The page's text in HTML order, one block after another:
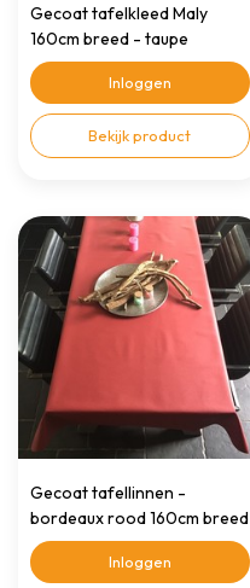
Gecoat tafelkleed Maly
160cm breed - taupe
Inloggen
Bekijk product
Gecoat tafellinnen -
bordeaux rood 160cm breed
Inloggen